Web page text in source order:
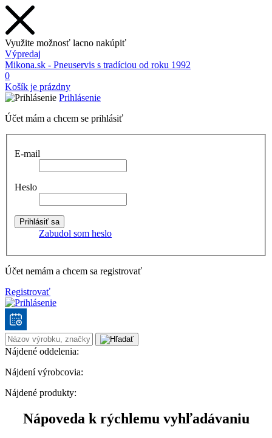
Využite možnosť lacno nakúpiť
Výpredaj
Mikona.sk - Pneuservis s tradíciou od roku 1992
0
Košík je prázdny
Prihlásenie
Účet mám a chcem se prihlásiť
E-mail
Heslo
Zabudol som heslo
Účet nemám a chcem sa registrovať
Registrovať
Nájdené oddelenia:
Nájdení výrobcovia:
Nájdené produkty:
Nápoveda k rýchlemu vyhľadávaniu